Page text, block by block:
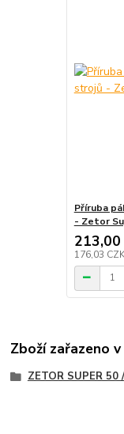
Příruba
- Zetor
213,00
176,03
Zboží zařazeno
ZETOR SUPER 50